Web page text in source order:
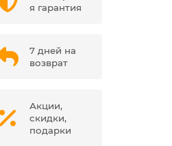
я гарантия
7 дней на
возврат
Акции,
скидки,
подарки